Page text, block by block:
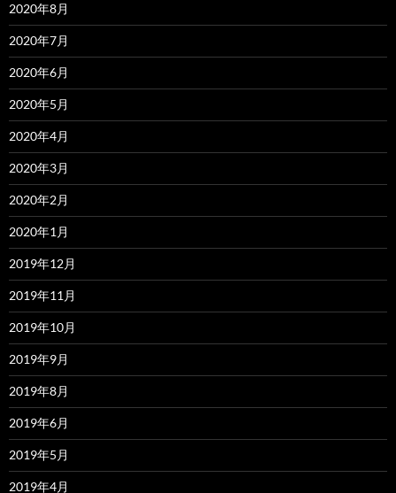
2020年8月
2020年7月
2020年6月
2020年5月
2020年4月
2020年3月
2020年2月
2020年1月
2019年12月
2019年11月
2019年10月
2019年9月
2019年8月
2019年6月
2019年5月
2019年4月